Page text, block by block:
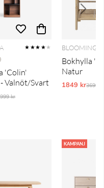
★★★★★
'Colin'
Valnöt/Svart
pris:
kr
Bokhylla
Natur
1849 kr3699 kr
KAMPANJ